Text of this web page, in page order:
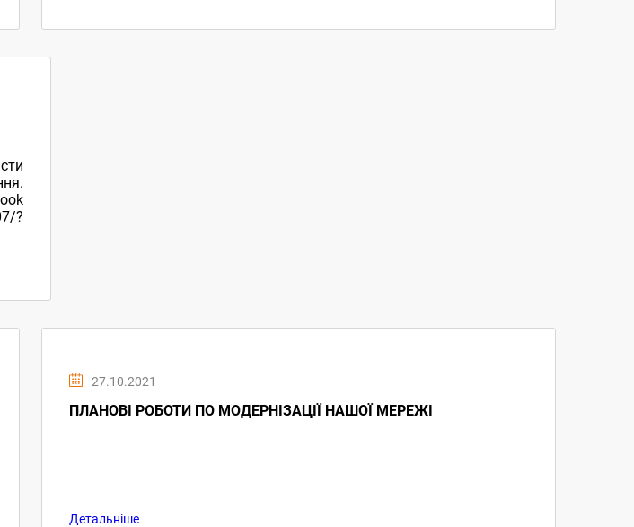
?
27.10.2021
ПЛАНОВІ РОБОТИ ПО МОДЕРНІЗАЦІЇ НАШОЇ МЕРЕЖІ
Детальніше